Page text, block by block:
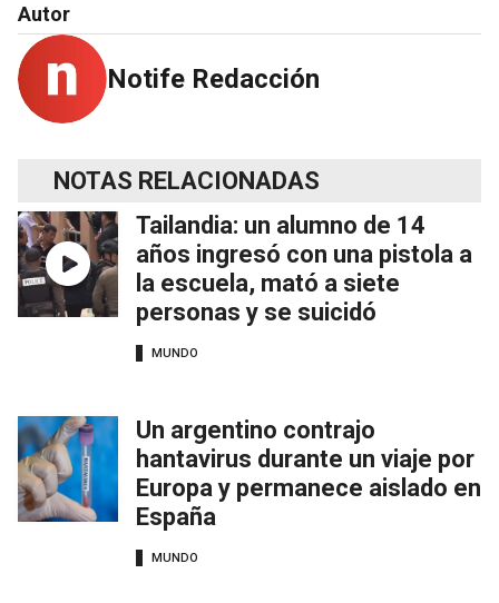
Autor
Notife Redacción
NOTAS RELACIONADAS
Tailandia: un alumno de 14
años ingresó con una pistola a
la escuela, mató a siete
personas y se suicidó
MUNDO
Un argentino contrajo
hantavirus durante un viaje por
Europa y permanece aislado en
España
MUNDO